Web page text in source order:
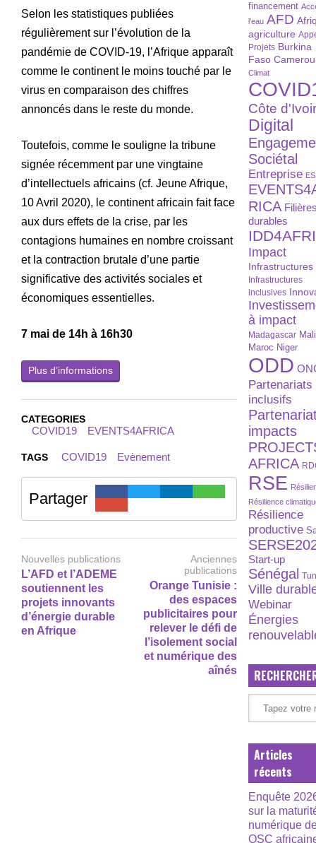
Selon les statistiques publiées
régulièrement sur l’évolution de la
pandémie de COVID-19, l’Afrique apparaît
comme le continent le moins touché par le
virus en comparaison des chiffres
annoncés dans le reste du monde.
Toutefois, comme le souligne la tribune
signée récemment par une vingtaine
d’intellectuels africains (cf. Jeune Afrique,
10 Avril 2020), le continent africain fait face
aux durs effets de la crise, par les
contagions humaines en nombre croissant
et la contraction brutale d’une partie
significative des activités sociales et
économiques essentielles.
7 mai de 14h à 16h30
Plus d’informations
CATEGORIES
COVID19 EVENTS4AFRICA
TAGS COVID19 Evènement
Partager
Nouvelles publications
L’AFD et l’ADEME
soutiennent les
projets innovants
d’énergie durable
en Afrique
Anciennes
publications
Orange Tunisie :
des espaces
publicitaires pour
relever le défi de
l’isolement social
et numérique des
aînés
financement
l’eau AFD
agriculture
Projets Burkina
Faso
Climat
Côte
Digital
Sociétal
Entreprise
RICA
durables
Impact
Infrastructures
Infrastructures
inclusives
à impact
Madagascar Mali
Maroc Niger
ODD
Partenariats
inclusifs
impacts
AFRICA
RSE
Résilience
Résilience
productive
Start-up
Sénégal
Ville
Webinar
Énergies
Articles
récents
Enquête
sur la
numérique
OSC